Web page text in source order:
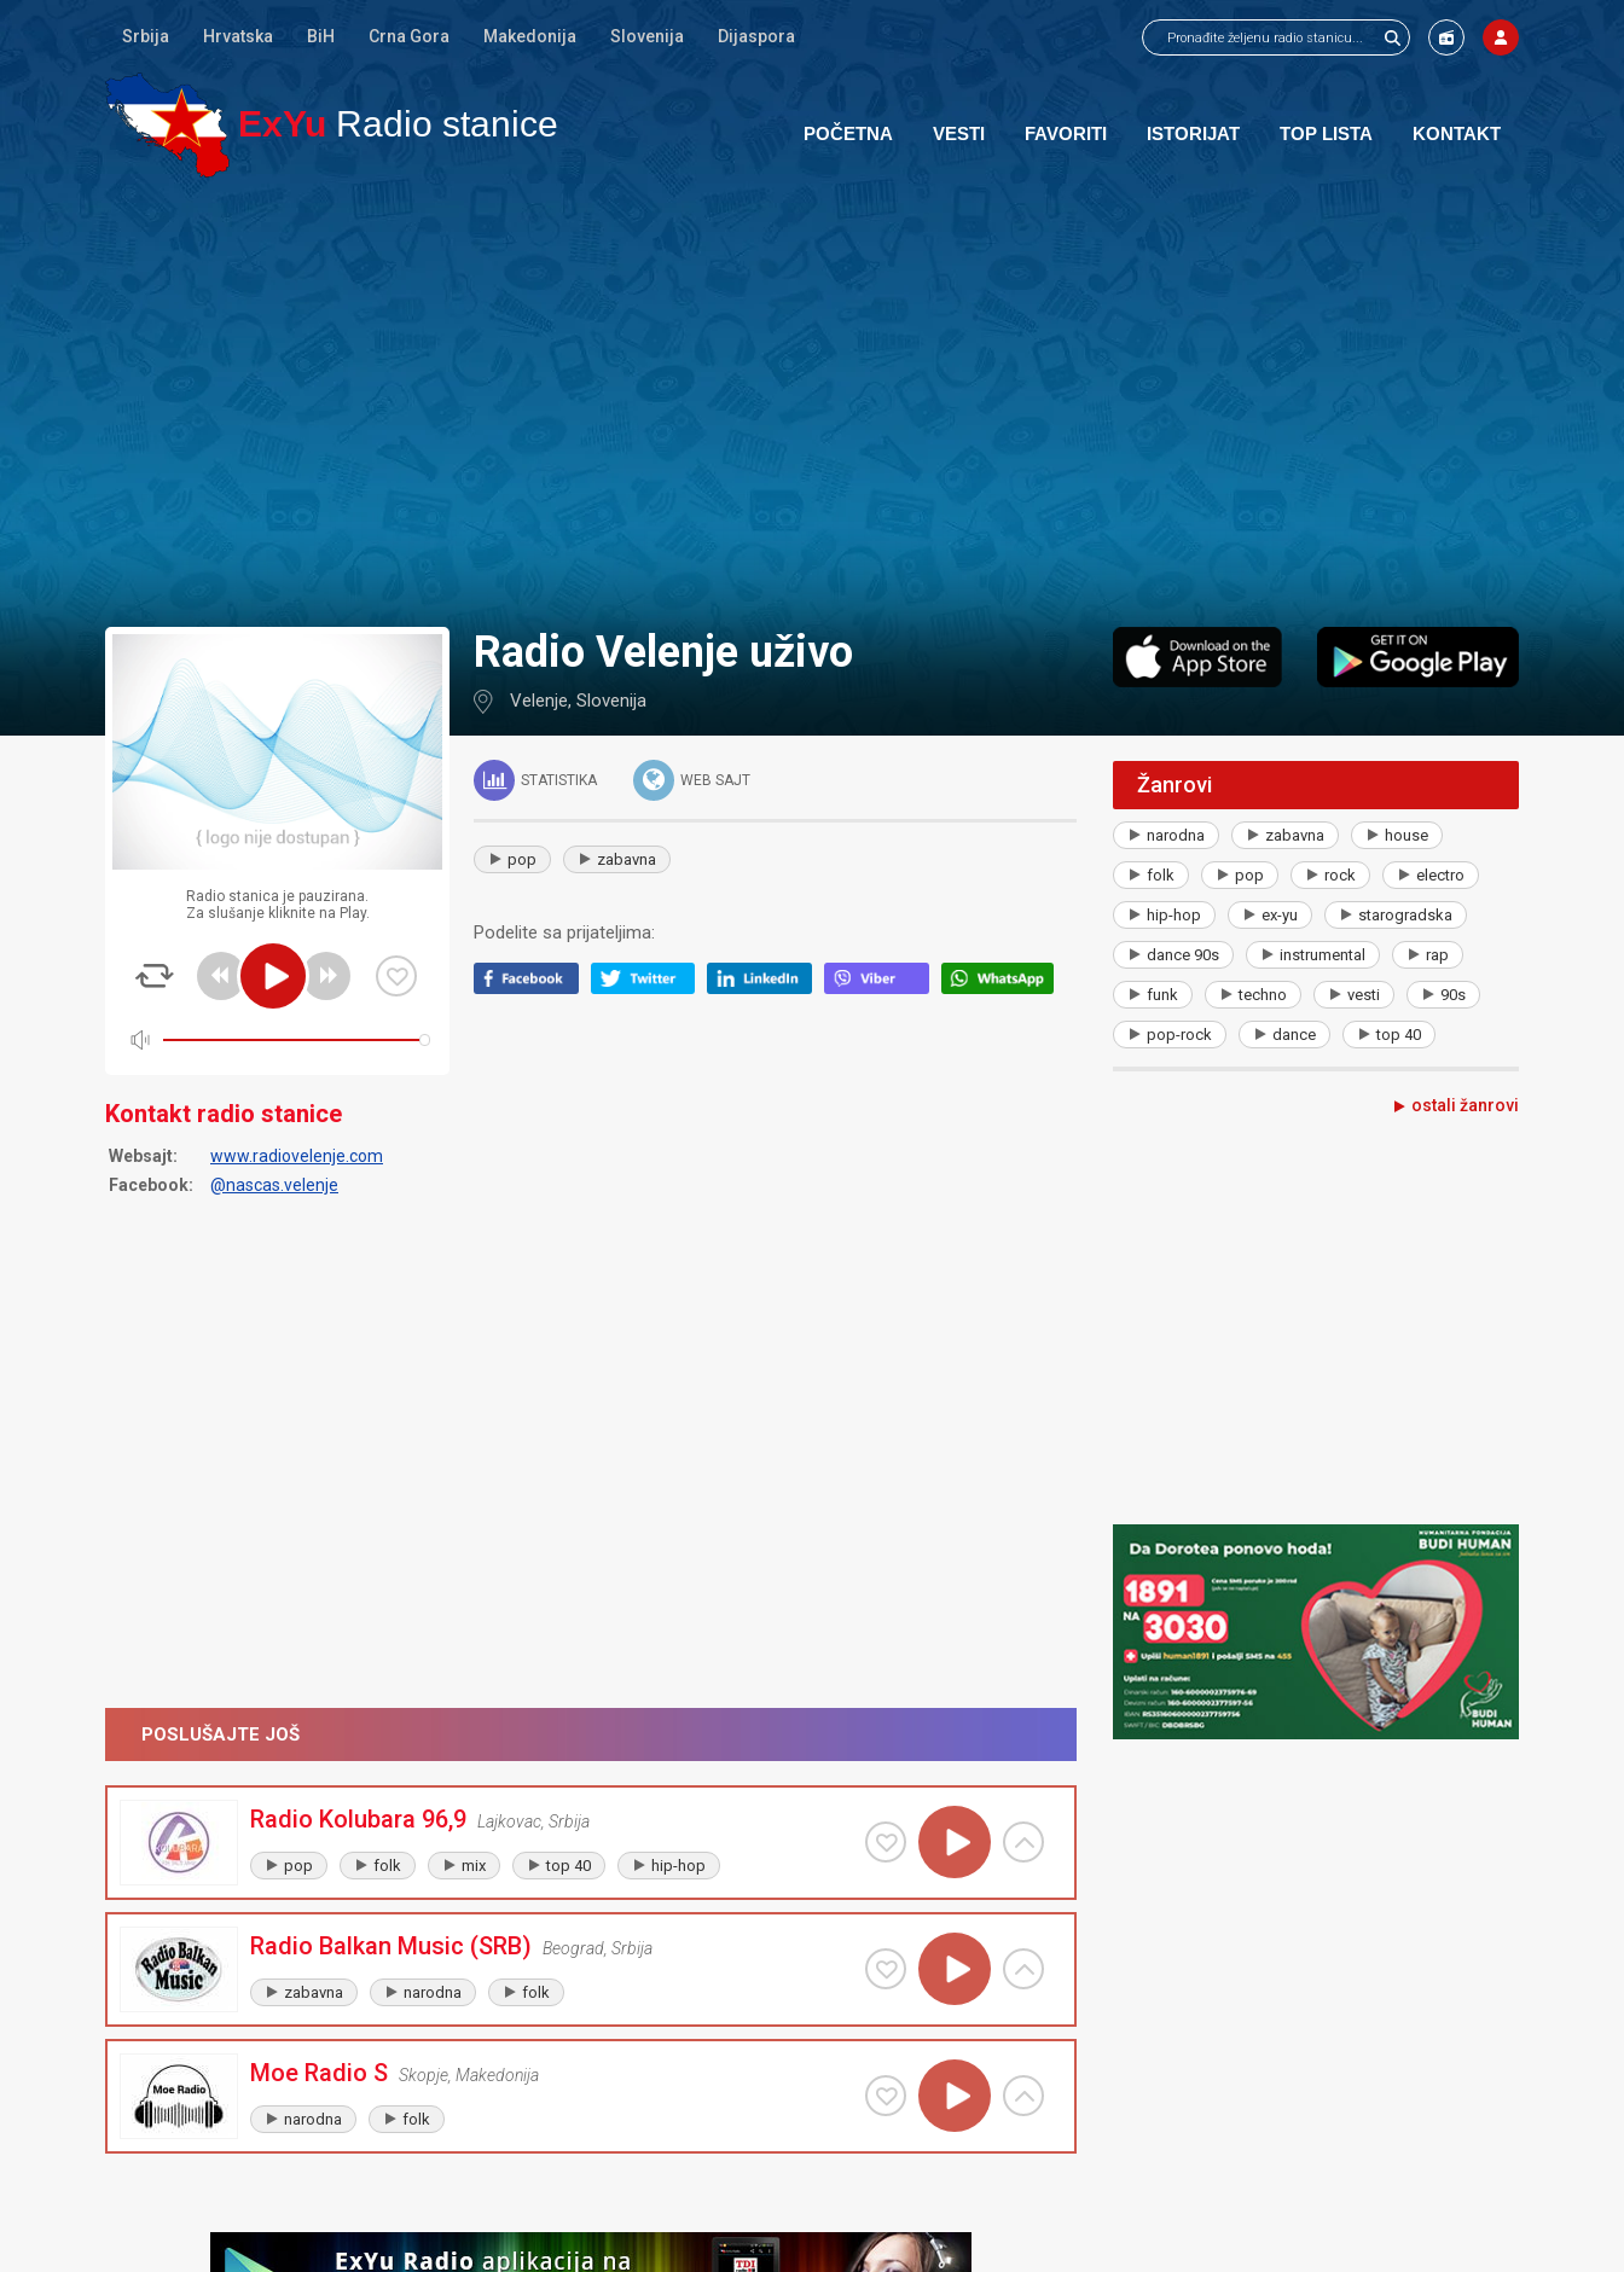
Srbija Hrvatska BiH Crna Gora Makedonija Slovenija Dijaspora
ExYu Radio stanice POČETNA VESTI FAVORITI ISTORIJAT TOP LISTA KONTAKT
Radio stanica je pauzirana.
Za slušanje kliknite na Play.
Radio Velenje uživo
Velenje, Slovenija
STATISTIKA WEB SAJT
pop zabavna
Podelite sa prijateljima:
Kontakt radio stanice
Websajt:
www.radiovelenje.com
Facebook:
@nascas.velenje
POSLUŠAJTE JOŠ
Radio Kolubara 96,9 Lajkovac Srbija
pop folk mix top 40 hip-hop
Radio Balkan Music (SRB) Beograd Srbija
zabavna narodna folk
Moe Radio S Skopje Makedonija
narodna folk
Žanrovi
narodna zabavna house
folk pop rock electro
hip-hop ex-yu starogradska
dance 90s instrumental rap
funk techno vesti 90s
pop-rock dance top 40
ostali žanrovi